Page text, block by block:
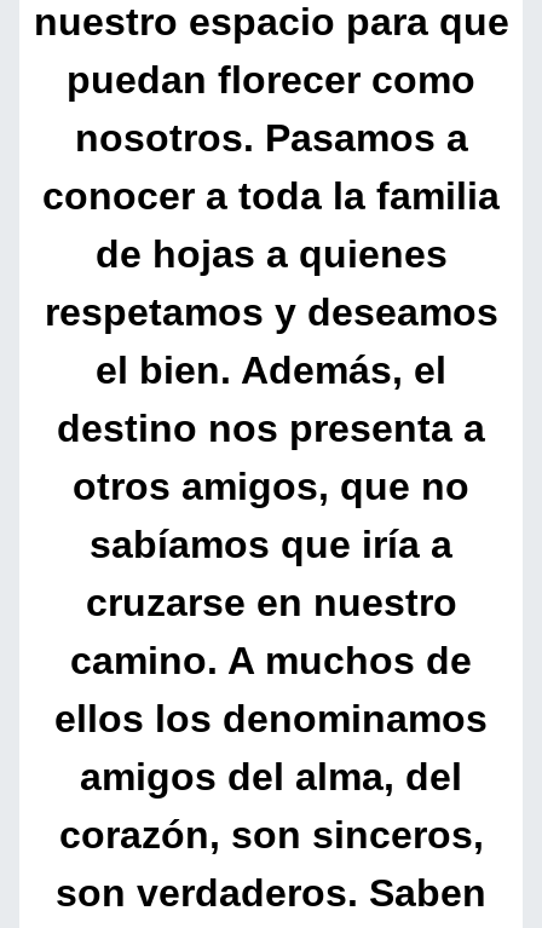
nuestro espacio para que
puedan florecer como
nosotros. Pasamos a
conocer a toda la familia
de hojas a quienes
respetamos y deseamos
el bien. Además, el
destino nos presenta a
otros amigos, que no
sabíamos que iría a
cruzarse en nuestro
camino. A muchos de
ellos los denominamos
amigos del alma, del
corazón, son sinceros,
son verdaderos. Saben